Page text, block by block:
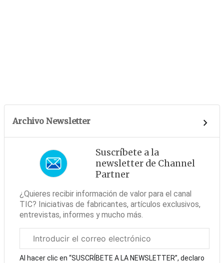
Archivo Newsletter
Suscríbete a la
newsletter de Channel
Partner
¿Quieres recibir información de valor para el canal
TIC? Iniciativas de fabricantes, artículos exclusivos,
entrevistas, informes y mucho más.
electrónico
corporativo
Al hacer clic en “SUSCRÍBETE A LA NEWSLETTER”, declaro